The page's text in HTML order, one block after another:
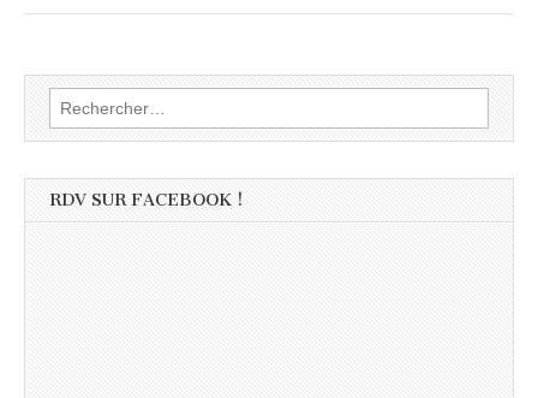
Rechercher :
RDV SUR FACEBOOK !